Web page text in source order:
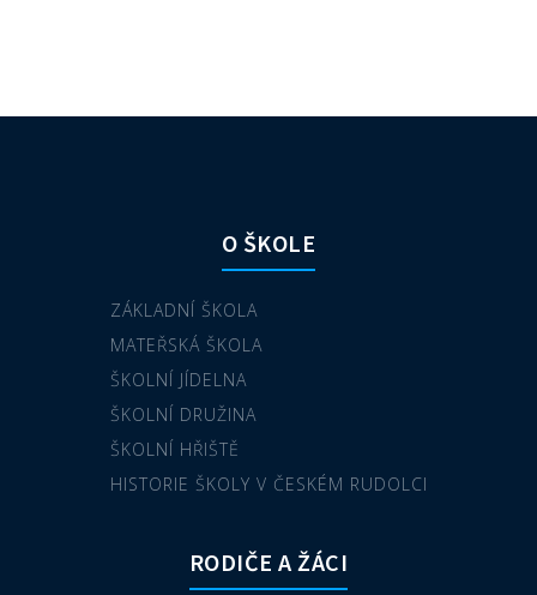
O ŠKOLE
ZÁKLADNÍ ŠKOLA
MATEŘSKÁ ŠKOLA
ŠKOLNÍ JÍDELNA
ŠKOLNÍ DRUŽINA
ŠKOLNÍ HŘIŠTĚ
HISTORIE ŠKOLY V ČESKÉM RUDOLCI
RODIČE A ŽÁCI